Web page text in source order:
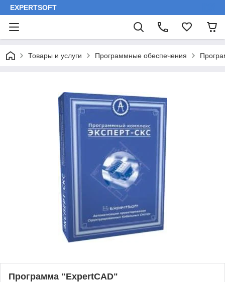
EXPERTSOFT
Товары и услуги Программные обеспечения
Программа "ExpertCAD"